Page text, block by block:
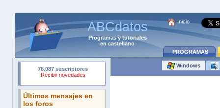
ABCdatos
Programasytutoriales
en castellano
Inicio
PROGRAMAS
Windows